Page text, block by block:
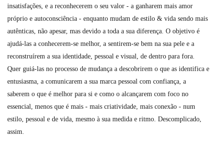
insatisfações, e a reconhecerem o seu valor - a ganharem mais amor
próprio e autoconsciência - enquanto mudam de estilo & vida sendo mais
autênticas, não apesar, mas devido a toda a sua diferença. O objetivo é
ajudá-las a conhecerem-se melhor, a sentirem-se bem na sua pele e a
reconstruírem a sua identidade, pessoal e visual, de dentro para fora.
Quer guiá-las no processo de mudança a descobrirem o que as identifica e
entusiasma, a comunicarem a sua marca pessoal com confiança, a
saberem o que é melhor para si e como o alcançarem com foco no
essencial, menos que é mais - mais criatividade, mais conexão - num
estilo, pessoal e de vida, mesmo à sua medida e ritmo. Descomplicado,
assim.